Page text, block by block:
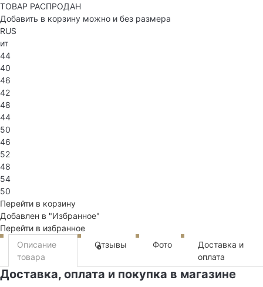
ТОВАР РАСПРОДАН
Добавить в корзину можно и без размера
RUS
ит
44
40
46
42
48
44
50
46
52
48
54
50
Перейти в корзину
Добавлен в "Избранное"
Перейти в избранное
Описание
товара
Отзывы
0 Фото
Доставка и
оплата
Доставка, оплата и покупка в магазине